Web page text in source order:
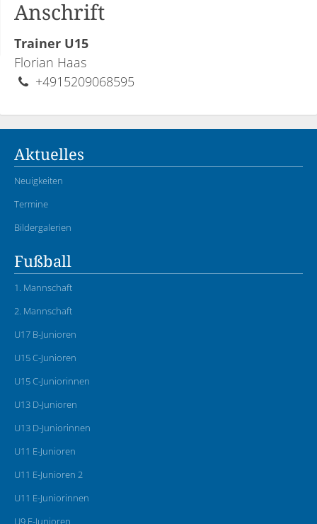
Anschrift
Trainer U15
Florian Haas
+4915209068595
Aktuelles
Neuigkeiten
Termine
Bildergalerien
Fußball
1. Mannschaft
2. Mannschaft
U17 B-Junioren
U15 C-Junioren
U15 C-Juniorinnen
U13 D-Junioren
U13 D-Juniorinnen
U11 E-Junioren
U11 E-Junioren 2
U11 E-Juniorinnen
U9 F-Junioren